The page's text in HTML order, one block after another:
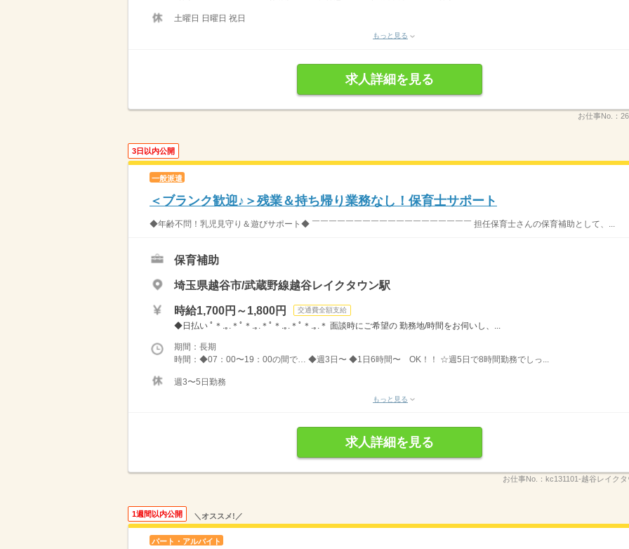
土曜日 日曜日 祝日
もっと見る
求人詳細を見る
お仕事No.：
3日以内公開
一般派遣
＜ブランク歓迎♪＞残業＆持ち帰り業務なし！保育士サポート
◆年齢不問！乳児見守り＆遊びサポート◆ ￣￣￣￣￣￣￣￣￣￣￣￣￣￣￣￣￣￣￣ 担任保育士さんの保育補助として、...
保育補助
埼玉県越谷市/武蔵野線越谷レイクタウン駅
時給1,700円～1,800円 交通費全額支給
◆日払い ﾟ＊.｡.＊ﾟ＊.｡.＊ﾟ＊.｡.＊ﾟ＊.｡.＊ 面談時にご希望の 勤務地/時間をお伺いし、...
期間：長期
時間：◆07：00〜19：00の間で… ◆週3日〜 ◆1日6時間〜 OK！！ ☆週5日で8時間勤務でしっ...
週3〜5日勤務
もっと見る
求人詳細を見る
お仕事No.： kc131101-越谷レイク
1週間以内公開 ＼オススメ!／
パート・アルバイト